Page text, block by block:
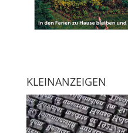
KLEINANZEIGEN